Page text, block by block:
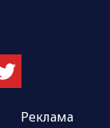
Реклама